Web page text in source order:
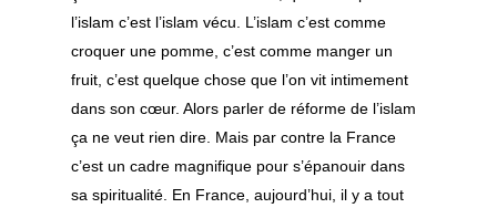
l’islam c’est l’islam vécu. L’islam c’est comme
croquer une pomme, c’est comme manger un
fruit, c’est quelque chose que l’on vit intimement
dans son cœur. Alors parler de réforme de l’islam
ça ne veut rien dire. Mais par contre la France
c’est un cadre magnifique pour s’épanouir dans
sa spiritualité. En France, aujourd’hui, il y a tout